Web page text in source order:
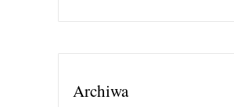
Archiwa